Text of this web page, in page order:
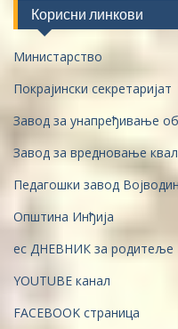
Корисни линкови
Министарство
Покрајински секретаријат
Завод за унапређивање
Завод за вредновање
Педагошки завод
Општина Инђија
ес ДНЕВНИК за родитеље
YOUTUBE канал
FACEBOOK страница